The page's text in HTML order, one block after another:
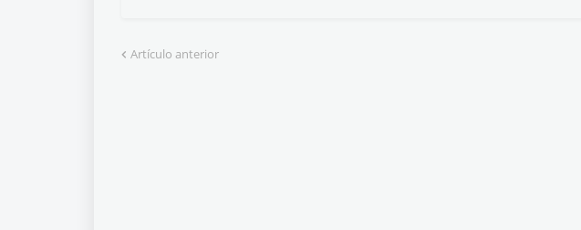
Artículo anterior